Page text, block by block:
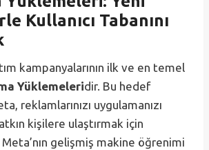
Kullanıcı Tabanını
kampanyalarının ilk ve en temel
Yüklemeleridir. Bu hedef
reklamlarınızı uygulamanızı
kişilere ulaştırmak için
gelişmiş makine öğrenimi